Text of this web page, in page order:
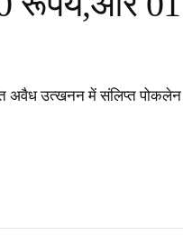
अवैध उत्खनन में संलिप्त